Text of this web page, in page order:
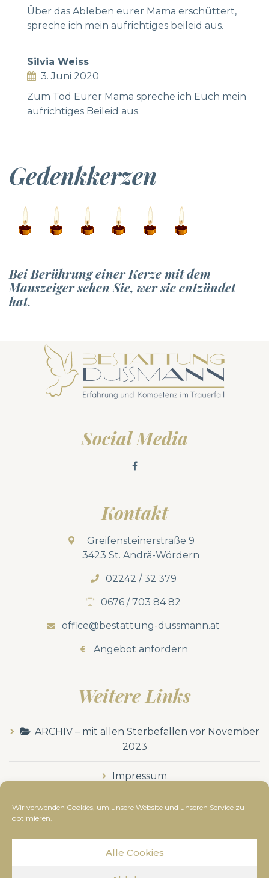
Wir verwenden Cookies, um unsere Website und unseren Service zu
optimieren.
Alle Cookies
Über das Ableben eurer Mama erschüttert,
spreche ich mein aufrichtiges beileid aus.
Silvia Weiss
3. Juni 2020
Zum Tod Eurer Mama spreche ich Euch mein
aufrichtiges Beileid aus.
Gedenkkerzen
Bei Berührung einer Kerze mit dem
Mauszeiger sehen Sie, wer sie entzündet
hat.
Social Media
Kontakt
Greifensteinerstraße 9
3423 St. Andrä-Wördern
02242 / 32 379
0676 / 703 84 82
office@bestattung-dussmann.at
Angebot anfordern
Weitere Links
ARCHIV – mit allen Sterbefällen vor November
2023
Impressum
Datenschutzerklärung
© Bestattung Dussmann